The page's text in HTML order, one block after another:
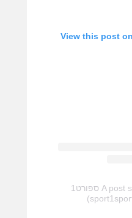
View this post
A post shared by ספורט1